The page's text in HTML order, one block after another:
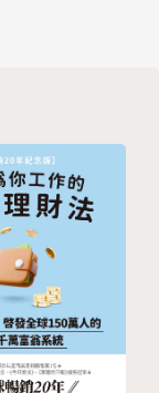
其實陳舊不堪
樣吧？
是在說我」才
最高招。
向、77個文案
包管你文案力